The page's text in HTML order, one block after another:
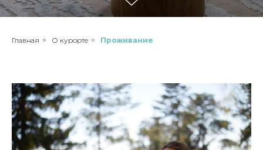
Главная » О курорте » Проживание